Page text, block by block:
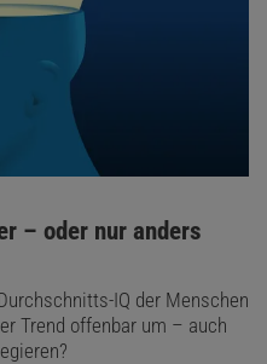
– oder nur anders
IQ der Menschen
Trend offenbar um – auch